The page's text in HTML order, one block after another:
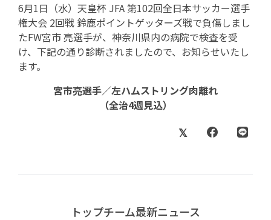
6月1日（水）天皇杯 JFA 第102回全日本サッカー選手
権大会 2回戦 鈴鹿ポイントゲッターズ戦で負傷しまし
たFW宮市 亮選手が、神奈川県内の病院で検査を受
け、下記の通り診断されましたので、お知らせいたし
ます。
宮市亮選手／左ハムストリング肉離れ
（全治4週見込）
トップチーム最新ニュース